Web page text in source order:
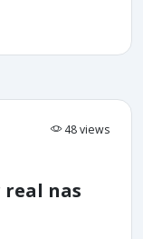
48 views
real nas